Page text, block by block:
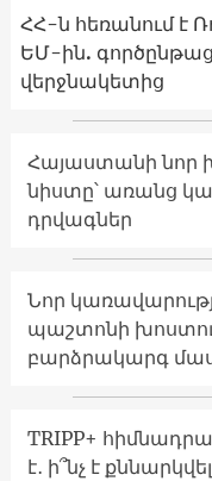
ՀՀ-ն հեռանում է
ԵՄ-ին.
վերջնակետից
Հայաստանի նոր
նիստը՝ առանց
դրվագներ
Նոր
պաշտոնի
բարձրակարգ
TRIPP+
է․ ի՞նչ է քննարկվել